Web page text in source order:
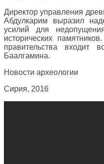
Директор управления
Абдулкарим выразил
усилий для
исторических
правительства входит
Баалгамина.
Новости археологии
Сирия, 2016